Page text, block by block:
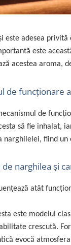
este adesea
este
acestea aroma,
de funcţionare
de
să fie inhalat,
narghilelei, fiind
narghilea și
atât
este modelul
crescută.
evocă